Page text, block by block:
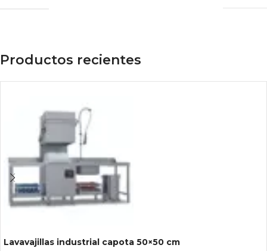
Productos recientes
Lavavajillas industrial capota 50×50 cm